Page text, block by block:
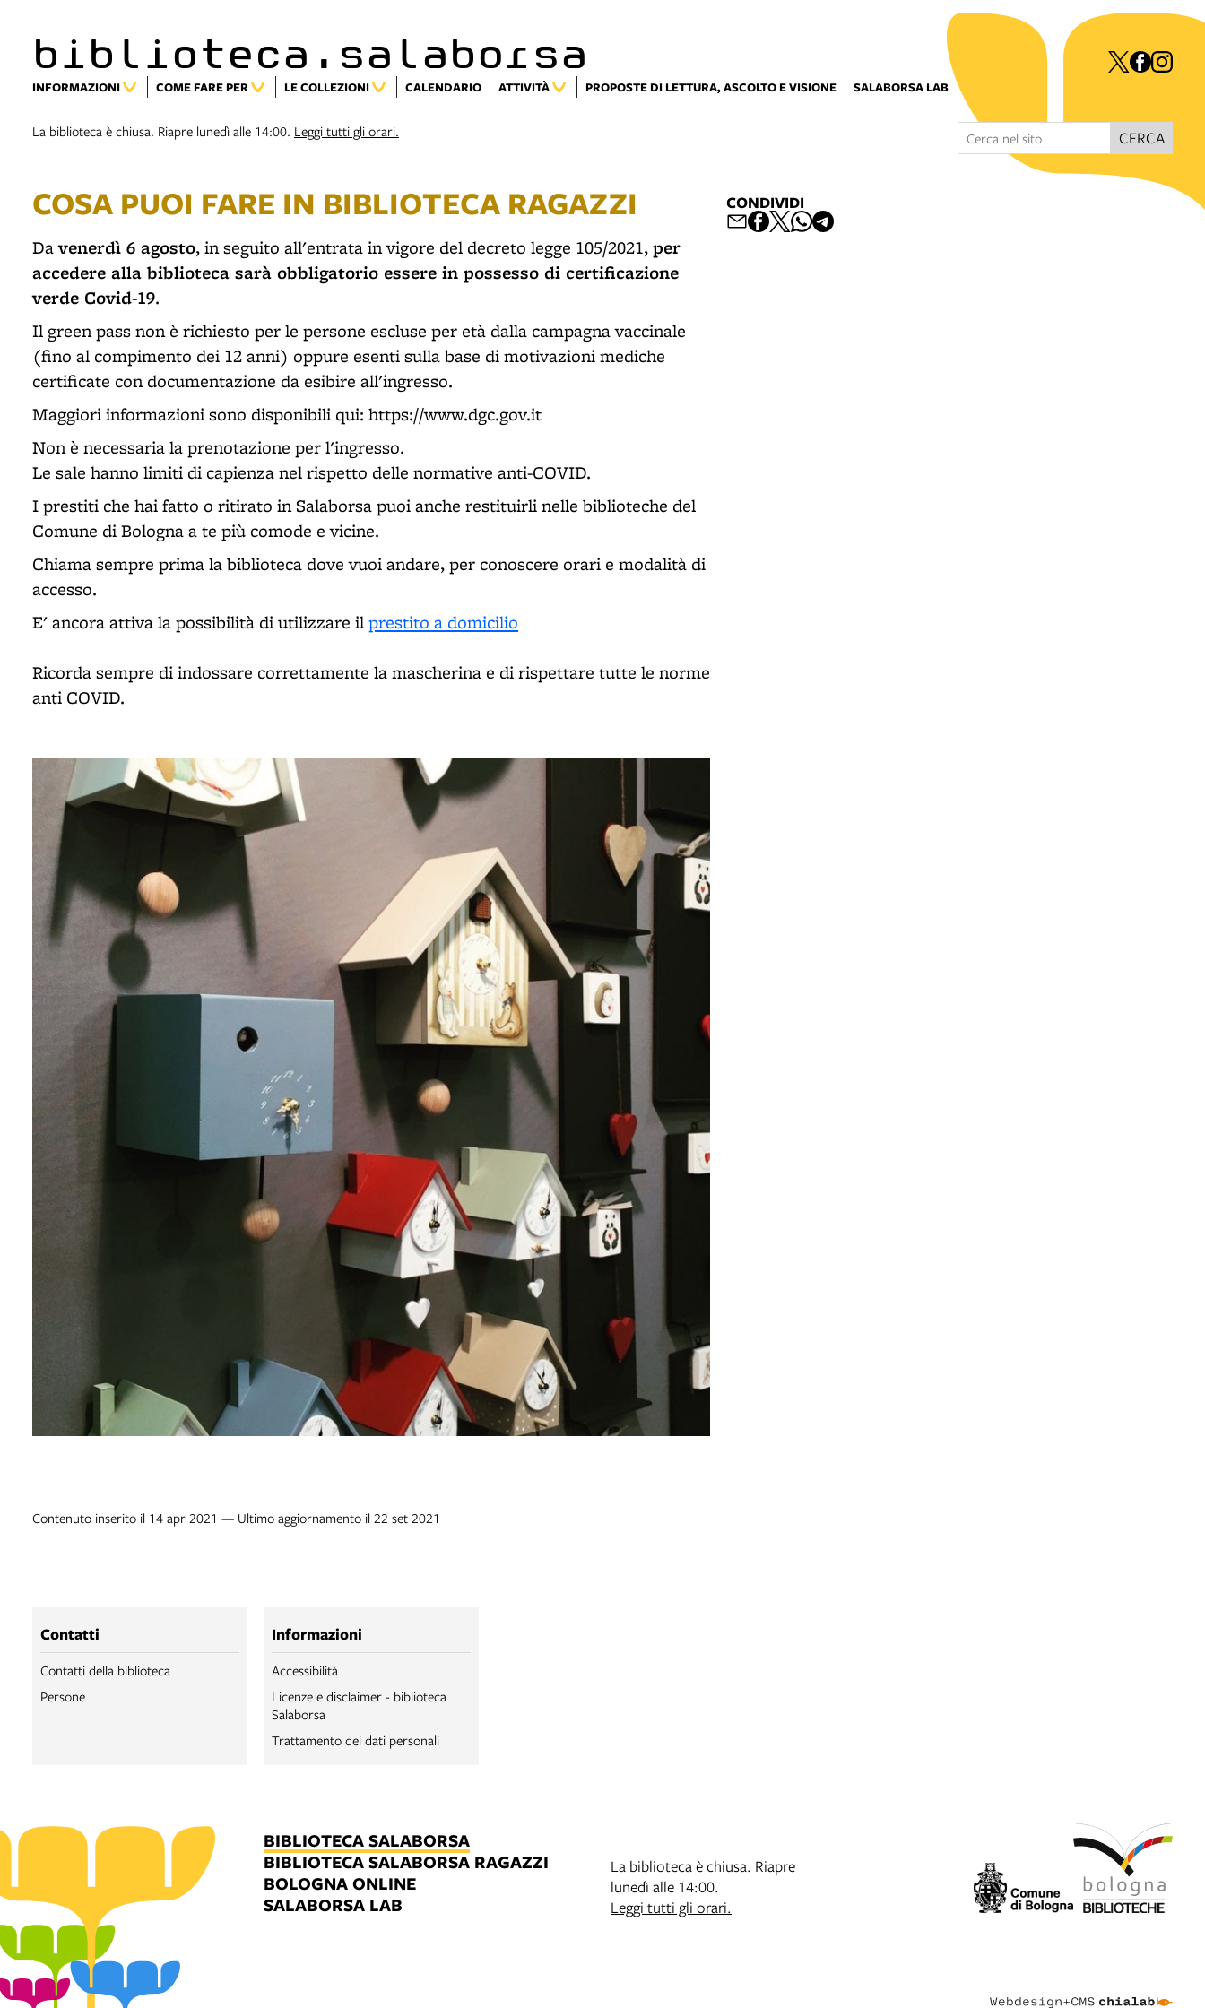
biblioteca.salaborsa
INFORMAZIONI COME FARE PER LE COLLEZIONI CALENDARIO ATTIVITÀ PROPOSTE DI LETTURA, ASCOLTO E VISIONE SALABORSA LAB
La biblioteca è chiusa. Riapre lunedì alle 14:00. Leggi tutti gli orari. CERCA
COSA PUOI FARE IN BIBLIOTECA RAGAZZI
Davenerdì 6 agosto, in seguito all'entrata in vigore del decreto legge 105/2021,per
accedere alla biblioteca sarà obbligatorio essere in possesso di certificazione
verde Covid-19.
Il green pass non è richiesto per le persone escluse per età dalla campagna vaccinale
(fino al compimento dei 12 anni) oppure esenti sulla base di motivazioni mediche
certificate con documentazione da esibire all'ingresso.
Maggiori informazioni sono disponibili qui: https://www.dgc.gov.it
Non è necessaria la prenotazione per l'ingresso.
Le sale hanno limiti di capienza nel rispetto delle normative anti-COVID.
I prestiti che hai fatto o ritirato in Salaborsa puoi anche restituirli nelle biblioteche del
Comune di Bologna a te più comode e vicine.
Chiama sempre prima la biblioteca dove vuoi andare, per conoscere orari e modalità di
accesso.
E' ancora attiva la possibilità di utilizzare ilprestito a domicilio
Ricorda sempre di indossare correttamente la mascherina e di rispettare tutte le norme
anti COVID.
CONDIVIDI
Contenuto inserito il 14 apr 2021 — Ultimo aggiornamento il 22 set 2021
Contatti
Contatti della biblioteca
Persone
Informazioni
Accessibilità
Licenze e disclaimer - biblioteca
Salaborsa
Trattamento dei dati personali
BIBLIOTECA SALABORSA
BIBLIOTECA SALABORSA RAGAZZI
BOLOGNA ONLINE
SALABORSA LAB
La biblioteca è chiusa. Riapre
lunedì alle 14:00.
Leggi tutti gli orari.